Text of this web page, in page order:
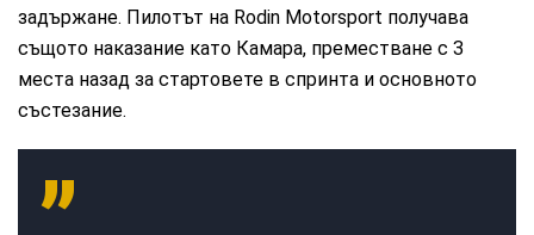
задържане. Пилотът на Rodin Motorsport получава
същото наказание като Камара, преместване с 3
места назад за стартовете в спринта и основното
състезание.